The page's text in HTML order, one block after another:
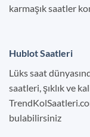
karmaşık saatler
Hublot Saatleri
Lüks saat
saatleri, şıklık ve
bulabilirsiniz